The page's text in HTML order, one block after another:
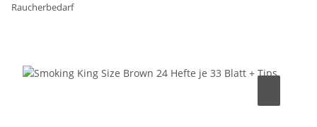
Raucherbedarf